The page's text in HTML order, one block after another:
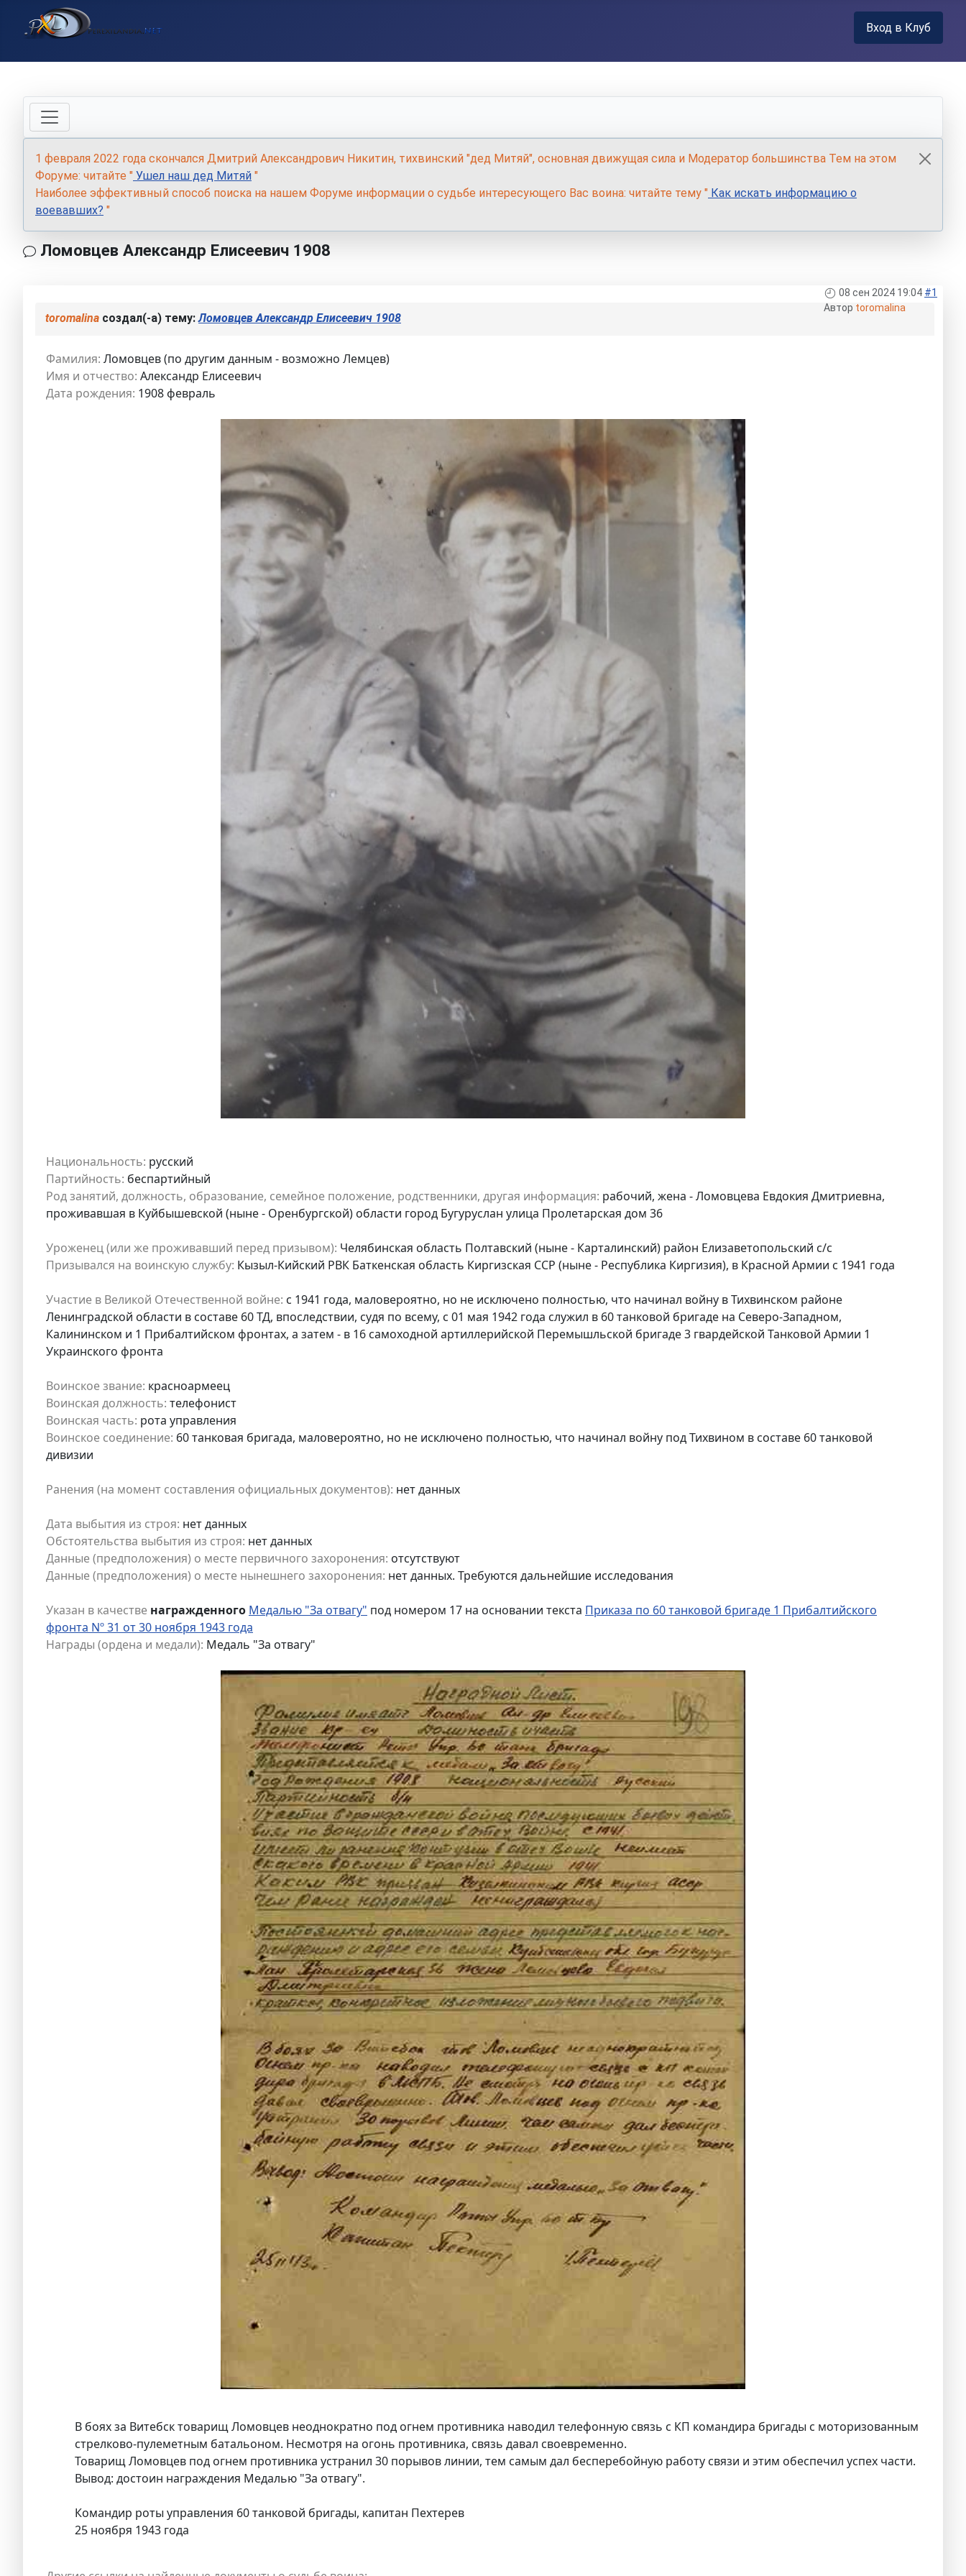
Вход в Клуб
1 февраля 2022 года скончался Дмитрий Александрович Никитин, тихвинский "дед Митяй", основная движущая сила и Модератор большинства Тем на этом
Форуме: читайте " Ушел наш дед Митяй "
Наиболее эффективный способ поиска на нашем Форуме информации о судьбе интересующего Вас воина: читайте тему " Как искать информацию о
воевавших? "
Ломовцев Александр Елисеевич 1908
08 сен 2024 19:04 #1
Автор toromalina
toromalina создал(-а) тему:Ломовцев Александр Елисеевич 1908
Фамилия: Ломовцев (по другим данным - возможно Лемцев)
Имя и отчество: Александр Елисеевич
Дата рождения: 1908 февраль
Национальность: русский
Партийность: беспартийный
Род занятий, должность, образование, семейное положение, родственники, другая информация: рабочий, жена - Ломовцева Евдокия Дмитриевна,
проживавшая в Куйбышевской (ныне - Оренбургской) области город Бугуруслан улица Пролетарская дом 36
Уроженец (или же проживавший перед призывом): Челябинская область Полтавский (ныне - Карталинский) район Елизаветопольский с/с
Призывался на воинскую службу: Кызыл-Кийский РВК Баткенская область Киргизская ССР (ныне - Республика Киргизия), в Красной Армии с 1941 года
Участие в Великой Отечественной войне: с 1941 года, маловероятно, но не исключено полностью, что начинал войну в Тихвинском районе
Ленинградской области в составе 60 ТД, впоследствии, судя по всему, с 01 мая 1942 года служил в 60 танковой бригаде на Северо-Западном,
Калининском и 1 Прибалтийском фронтах, а затем - в 16 самоходной артиллерийской Перемышльской бригаде 3 гвардейской Танковой Армии 1
Украинского фронта
Воинское звание: красноармеец
Воинская должность: телефонист
Воинская часть: рота управления
Воинское соединение: 60 танковая бригада, маловероятно, но не исключено полностью, что начинал войну под Тихвином в составе 60 танковой
дивизии
Ранения (на момент составления официальных документов): нет данных
Дата выбытия из строя: нет данных
Обстоятельства выбытия из строя: нет данных
Данные (предположения) о месте первичного захоронения: отсутствуют
Данные (предположения) о месте нынешнего захоронения: нет данных. Требуются дальнейшие исследования
Указан в качестве награжденного Медалью "За отвагу" под номером 17 на основании текста Приказа по 60 танковой бригаде 1 Прибалтийского
фронта Nº 31 от 30 ноября 1943 года
Награды (ордена и медали): Медаль "За отвагу"
В боях за Витебск товарищ Ломовцев неоднократно под огнем противника наводил телефонную связь с КП командира бригады с моторизованным
стрелково-пулеметным батальоном. Несмотря на огонь противника, связь давал своевременно.
Товарищ Ломовцев под огнем противника устранил 30 порывов линии, тем самым дал бесперебойную работу связи и этим обеспечил успех части.
Вывод: достоин награждения Медалью "За отвагу".
Командир роты управления 60 танковой бригады, капитан Пехтерев
25 ноября 1943 года